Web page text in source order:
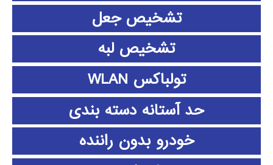
تشخیص جعل
تشخیص لبه
تولباکس WLAN
حد آستانه دسته بندی
خودرو بدون راننده